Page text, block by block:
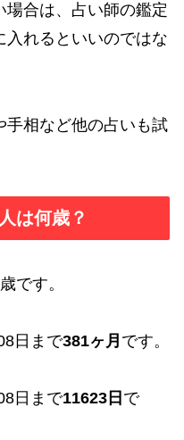
合は、占い師の鑑定
れるといいのではな
手相など他の占いも試
は何歳？
です。
日まで381ヶ月 です。
日まで11623日 で